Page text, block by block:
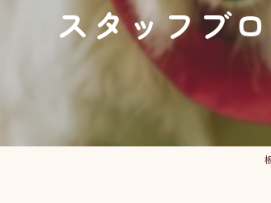
スタッフブ